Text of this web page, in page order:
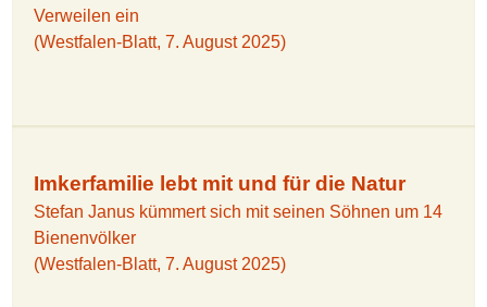
Verweilen ein
(Westfalen-Blatt, 7. August 2025)
Imkerfamilie lebt mit und für die Natur
Stefan Janus kümmert sich mit seinen Söhnen um 14
Bienenvölker
(Westfalen-Blatt, 7. August 2025)